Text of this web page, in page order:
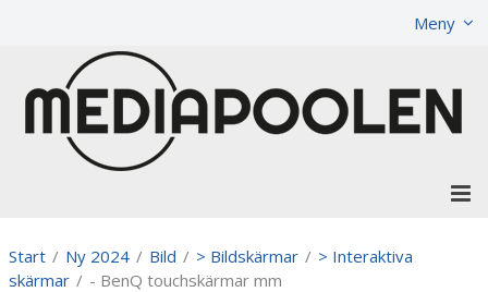
Meny
Start / Ny 2024 / Bild / > Bildskärmar / > Interaktiva
skärmar / - BenQ touchskärmar mm